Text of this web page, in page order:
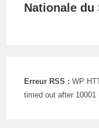
Nationale du
Erreur RSS : WP
timed out after 10001